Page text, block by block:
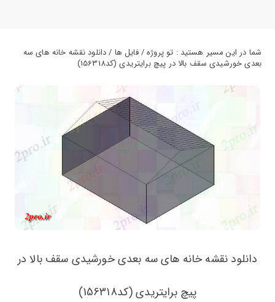
شما در این مسیر هستید : تو پروژه / فایل ها / دانلود نقشه خانه های سه
بعدی خورشیدی سقف بالا در پیچ برایتریدی (کد156318)
دانلود نقشه خانه های سه بعدی خورشیدی سقف بالا در
پیچ برایتریدی (کد156318)